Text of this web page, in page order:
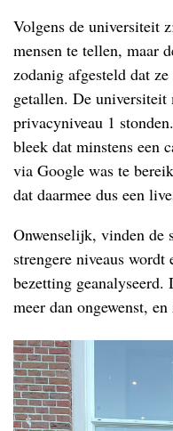
Volgens de universiteit
mensen te tellen, maar
zodanig afgesteld dat
getallen. De universiteit
privacyniveau 1
bleek dat minstens een
via Google was te
dat daarmee dus een
Onwenselijk, vinden de
strengere niveaus
bezetting
meer dan ongewenst,